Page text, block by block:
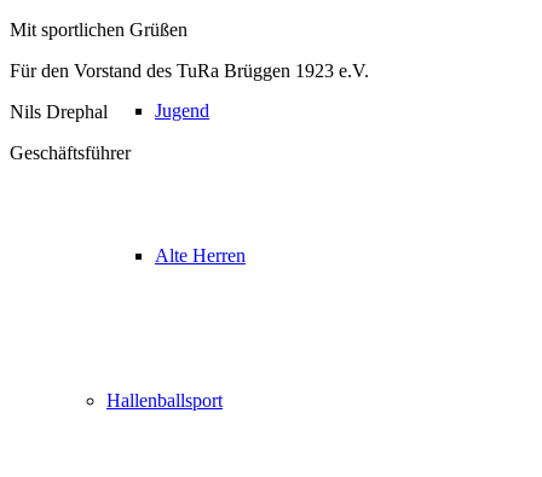
Jugend
Alte Herren
Hallenballsport
Mit sportlichen Grüßen
Für den Vorstand des TuRa Brüggen 1923 e.V.
Nils Drephal
Geschäftsführer